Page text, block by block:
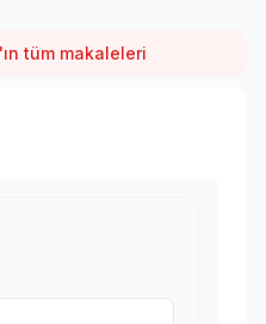
tüm makaleleri